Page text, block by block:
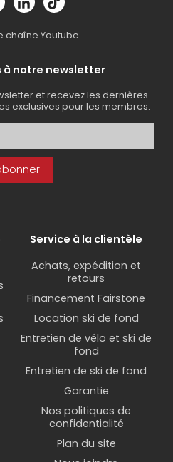
chaîne Youtube
à notre newsletter
et recevez les dernières
exclusives pour les membres.
Service à la clientèle
Achats, expédition et
retours
Financement Fairstone
Location ski de fond
Entretien de vélo et ski de
fond
Entretien de ski de fond
Garantie
Nos politiques de
confidentialité
Plan du site